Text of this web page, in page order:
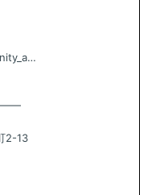
2-13